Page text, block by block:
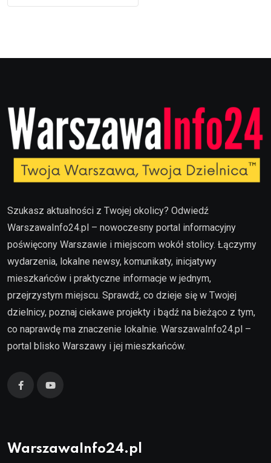
Szukasz aktualności z Twojej okolicy? Odwiedź
WarszawaInfo24.pl – nowoczesny portal informacyjny
poświęcony Warszawie i miejscom wokół stolicy. Łączymy
wydarzenia, lokalne newsy, komunikaty, inicjatywy
mieszkańców i praktyczne informacje w jednym,
przejrzystym miejscu. Sprawdź, co dzieje się w Twojej
dzielnicy, poznaj ciekawe projekty i bądź na bieżąco z tym,
co naprawdę ma znaczenie lokalnie. WarszawaInfo24.pl –
portal blisko Warszawy i jej mieszkańców.
WarszawaInfo24.pl